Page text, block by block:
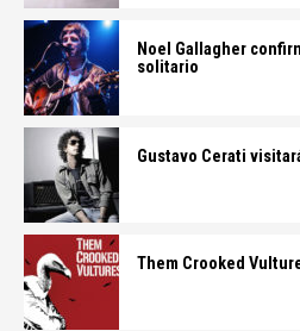
Noel Gallagher
solitario
Gustavo Cerati
Them Crooked